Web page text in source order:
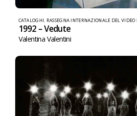
CATALOGHI, RASSEGNA INTERNAZIONALE DEL VIDEO
1992 – Vedute
Valentina Valentini